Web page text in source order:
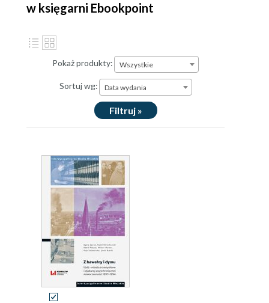
w księgarni Ebookpoint
Pokaż produkty: Wszystkie
Sortuj wg: Data wydania
Filtruj »